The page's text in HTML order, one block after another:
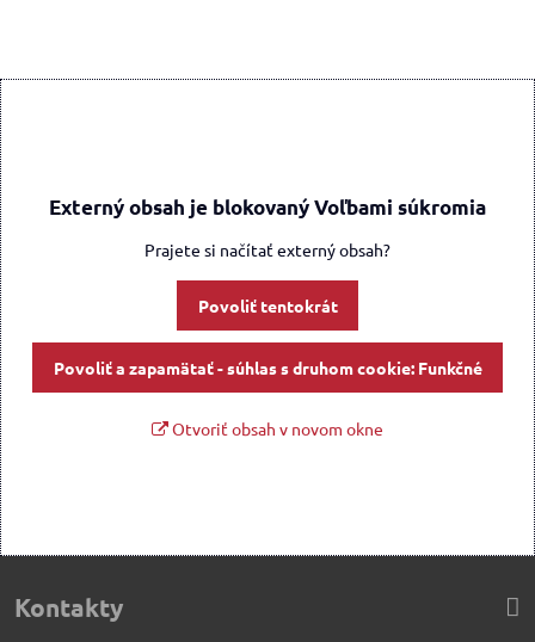
Externý obsah je blokovaný Voľbami súkromia
Prajete si načítať externý obsah?
Povoliť tentokrát
Povoliť a zapamätať - súhlas s druhom cookie: Funkčné
Otvoriť obsah v novom okne
Kontakty